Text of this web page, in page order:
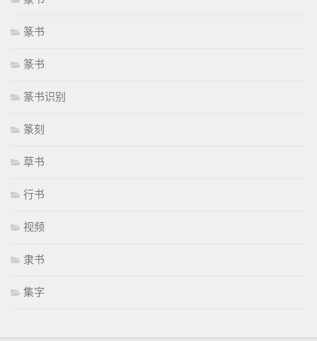
篆书
篆书
篆书识别
篆刻
草书
行书
视频
隶书
集字